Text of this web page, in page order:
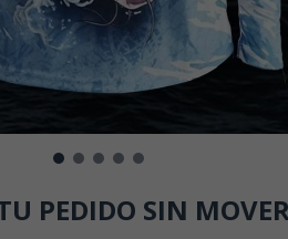
PEDIDO SIN